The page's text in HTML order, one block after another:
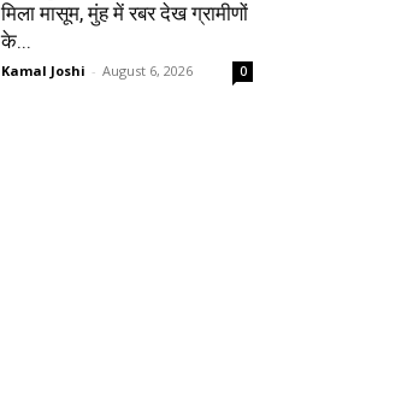
मिला मासूम, मुंह में रबर देख ग्रामीणों
के...
Kamal Joshi - August 6, 2026 0